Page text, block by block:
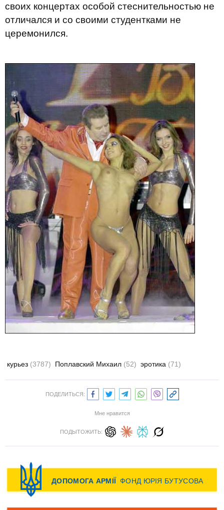
своих концертах особой стеснительностью не
отличался и со своими студентками не
церемонился.
курьез (3787) Поплавский Михаил (52) эротика (71)
ПОДЕЛИТЬСЯ:
Мне нравится
ПОДЫТОЖИТЬ: